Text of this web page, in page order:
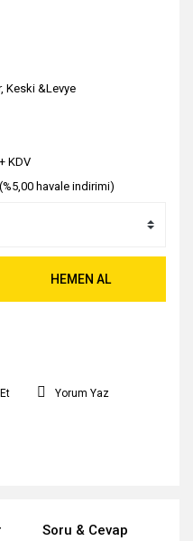
Keski &Levye
KDV
havale indirimi)
HEMEN AL
Yorum Yaz
Soru & Cevap